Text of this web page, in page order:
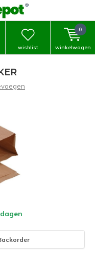
wishlist winkelwagen
0